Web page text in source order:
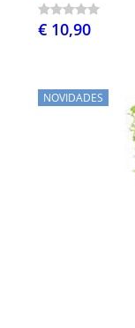
€ 10,90
NOVIDADES